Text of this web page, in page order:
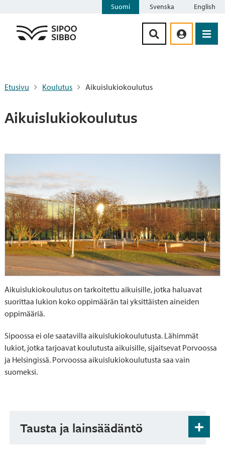
Suomi Svenska English
Etusivu Koulutus Aikuislukiokoulutus
Aikuislukiokoulutus
Aikuislukiokoulutus on tarkoitettu aikuisille, jotka haluavat
suorittaa lukion koko oppimäärän tai yksittäisten aineiden
oppimääriä.
Sipoossa ei ole saatavilla aikuislukiokoulutusta. Lähimmät
lukiot, jotka tarjoavat koulutusta aikuisille, sijaitsevat Porvoossa
ja Helsingissä. Porvoossa aikuislukiokoulutusta saa vain
suomeksi.
Tausta ja lainsäädäntö